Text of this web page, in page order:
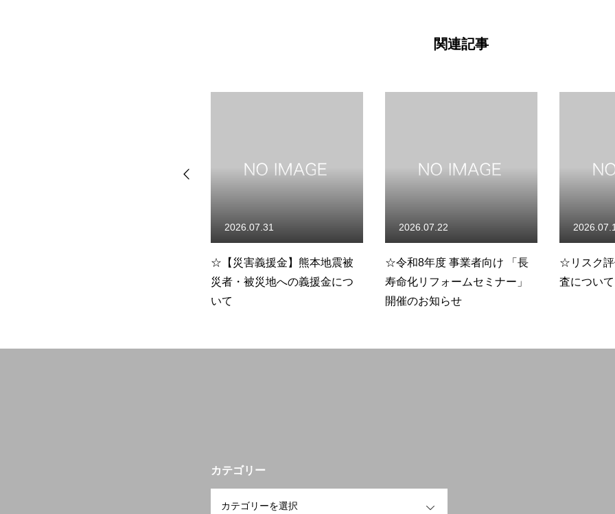
開業を検討中の方へ
関連記事
☆【災害義援金】熊本地震被
災者・被災地への義援金につ
いて
2026.07.31
☆令和8年度 事業者向け 「長
寿命化リフォームセミナー」
開催のお知らせ
2026.07.22
☆リスク評
査について
カテゴリー